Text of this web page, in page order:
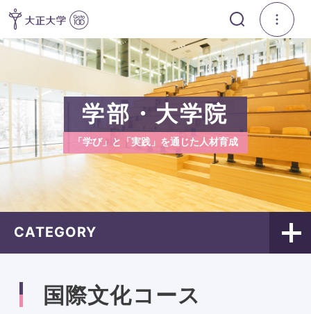
学部・大学院
「学び」と「実践」を通じた人材育成
CATEGORY
国際文化コース